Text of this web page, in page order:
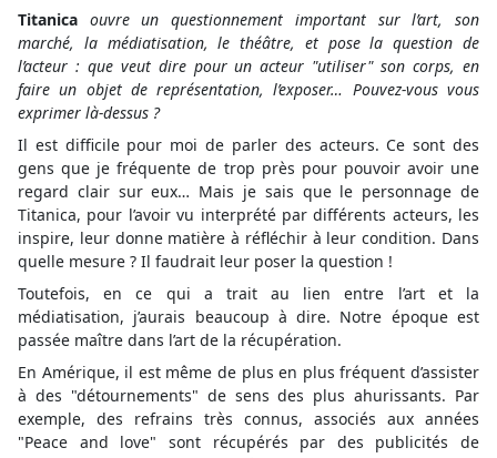
Titanica ouvre un questionnement important sur l’art, son
marché, la médiatisation, le théâtre, et pose la question de
l’acteur : que veut dire pour un acteur "utiliser" son corps, en
faire un objet de représentation, l’exposer… Pouvez-vous vous
exprimer là-dessus ?
Il est difficile pour moi de parler des acteurs. Ce sont des
gens que je fréquente de trop près pour pouvoir avoir une
regard clair sur eux… Mais je sais que le personnage de
Titanica, pour l’avoir vu interprété par différents acteurs, les
inspire, leur donne matière à réfléchir à leur condition. Dans
quelle mesure ? Il faudrait leur poser la question !
Toutefois, en ce qui a trait au lien entre l’art et la
médiatisation, j’aurais beaucoup à dire. Notre époque est
passée maître dans l’art de la récupération.
En Amérique, il est même de plus en plus fréquent d’assister
à des "détournements" de sens des plus ahurissants. Par
exemple, des refrains très connus, associés aux années
"Peace and love" sont récupérés par des publicités de